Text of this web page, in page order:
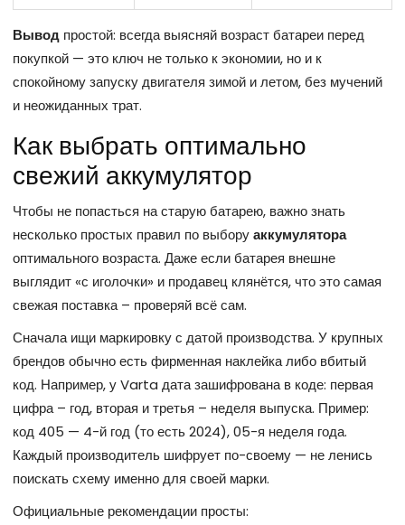
Вывод простой: всегда выясняй возраст батареи перед
покупкой — это ключ не только к экономии, но и к
спокойному запуску двигателя зимой и летом, без мучений
и неожиданных трат.
Как выбрать оптимально
свежий аккумулятор
Чтобы не попасться на старую батарею, важно знать
несколько простых правил по выборуаккумулятора
оптимального возраста. Даже если батарея внешне
выглядит «с иголочки» и продавец клянётся, что это самая
свежая поставка – проверяй всё сам.
Сначала ищи маркировку с датой производства. У крупных
брендов обычно есть фирменная наклейка либо вбитый
код. Например, у Varta дата зашифрована в коде: первая
цифра – год, вторая и третья – неделя выпуска. Пример:
код 405 — 4-й год (то есть 2024), 05-я неделя года.
Каждый производитель шифрует по-своему — не ленись
поискать схему именно для своей марки.
Официальные рекомендации просты: